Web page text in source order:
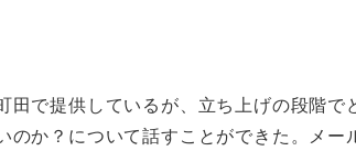
田で提供しているが、立ち上げの段階で
か？について話すことができた。メー